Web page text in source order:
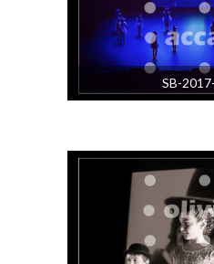
SB-
A propos
Galeries
Formations
NewsetTutos
Olivier Accart © 2026 | Tous
Les 2